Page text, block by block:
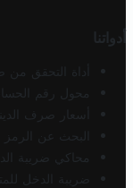
أدواتنا
أداة التحقق من
محول رقم
أسعار صرف
البحث عن
محاكي ضريبة
ضريبة الدخل